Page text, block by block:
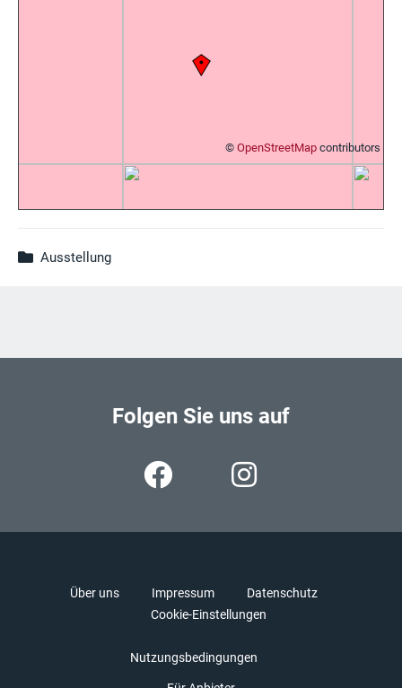
© OpenStreetMap contributors
Ausstellung
Folgen Sie uns auf
Über uns Impressum
Datenschutz
Cookie-Einstellungen
Nutzungsbedingungen